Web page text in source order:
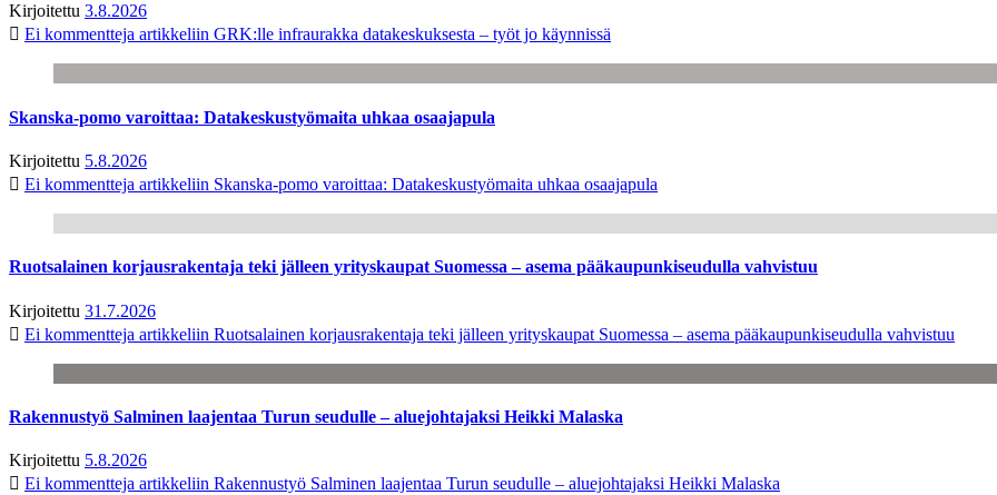
Kirjoitettu 3.8.2026
Ei kommentteja artikkeliin GRK:lle infraurakka datakeskuksesta – työt jo käynnissä
Skanska-pomo varoittaa: Datakeskustyömaita uhkaa osaajapula
Kirjoitettu 5.8.2026
Ei kommentteja artikkeliin Skanska-pomo varoittaa: Datakeskustyömaita uhkaa osaajapula
Ruotsalainen korjausrakentaja teki jälleen yrityskaupat Suomessa – asema pääkaupunkiseudulla vahvistuu
Kirjoitettu 31.7.2026
Ei kommentteja artikkeliin Ruotsalainen korjausrakentaja teki jälleen yrityskaupat Suomessa – asema pääkaupunkiseudulla vahvistuu
Rakennustyö Salminen laajentaa Turun seudulle – aluejohtajaksi Heikki Malaska
Kirjoitettu 5.8.2026
Ei kommentteja artikkeliin Rakennustyö Salminen laajentaa Turun seudulle – aluejohtajaksi Heikki Malaska